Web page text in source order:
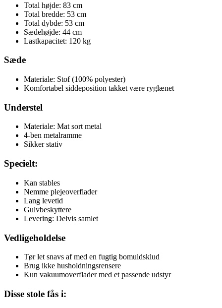
Total højde: 83 cm
Total bredde: 53 cm
Total dybde: 53 cm
Sædehøjde: 44 cm
Lastkapacitet: 120 kg
Sæde
Materiale: Stof (100% polyester)
Komfortabel siddeposition takket være ryglænet
Understel
Materiale: Mat sort metal
4-ben metalramme
Sikker stativ
Specielt:
Kan stables
Nemme plejeoverflader
Lang levetid
Gulvbeskyttere
Levering: Delvis samlet
Vedligeholdelse
Tør let snavs af med en fugtig bomuldsklud
Brug ikke husholdningsrensere
Kun vakuumoverflader med et passende udstyr
Disse stole fås i: